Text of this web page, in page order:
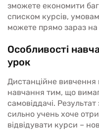
зможете економити
списком курсів,
можете прямо зараз
Особливості
урок
Дистанційне вивчення
навчання тим, що
самовіддачі.
сильно учень хоче
відвідувати курси –